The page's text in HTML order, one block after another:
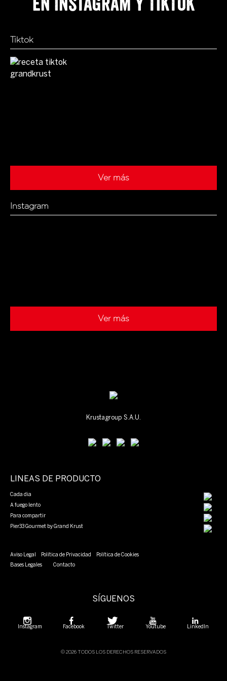
Tiktok
Ver más
Instagram
Ver más
Krustagroup S.A.U.
LINEAS DE PRODUCTO
Cada dia
A fuego lento
Para compartir
Pier33 Gourmet by Grand Krust
Aviso Legal Política de Privacidad Política de Cookies
Bases Legales Contacto
SÍGUENOS
Instagram Facebook Twitter Youtube LinkedIn
© 2026 TODOS LOS DERECHOS RESERVADOS